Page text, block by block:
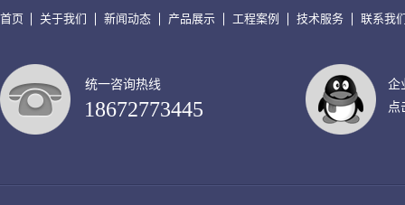
关于我们 新闻动态 产品展示 工程案例 技术服务 联系我
首页
统一咨询热线
18672773445
企
点